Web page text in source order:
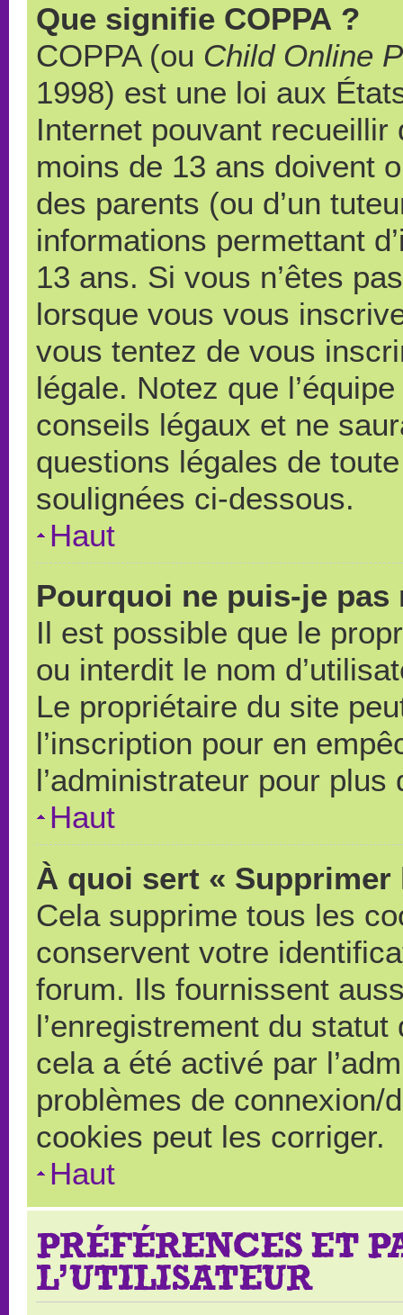
Que signifie COPPA ?
COPPA (ou Child Online
1998) est une loi aux
Internet pouvant
moins de 13 ans doivent
des parents (ou d’un
informations permettant
13 ans. Si vous n’êtes
lorsque vous vous
vous tentez de vous
légale. Notez que
conseils légaux et ne
questions légales de
soulignées ci-dessous.
Haut
Pourquoi ne puis-je pas
Il est possible que le
ou interdit le nom
Le propriétaire du site
l’inscription pour en
l’administrateur pour
Haut
À quoi sert «
Cela supprime tous les
conservent votre
forum. Ils fournissent
l’enregistrement du
cela a été activé par
problèmes de connexion/
cookies peut les corriger.
Haut
PRÉFÉRENCES ET
L’UTILISATEUR